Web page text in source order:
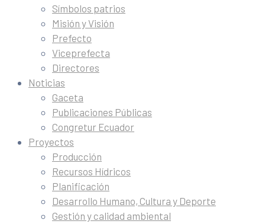
Símbolos patrios
Misión y Visión
Prefecto
Viceprefecta
Directores
Noticias
Gaceta
Publicaciones Públicas
Congretur Ecuador
Proyectos
Producción
Recursos Hídricos
Planificación
Desarrollo Humano, Cultura y Deporte
Gestión y calidad ambiental